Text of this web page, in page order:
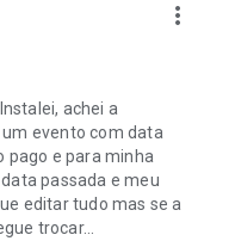
more_vert
achei a
evento com data
pago e para minha
passada e meu
editar tudo mas se a
trocar...